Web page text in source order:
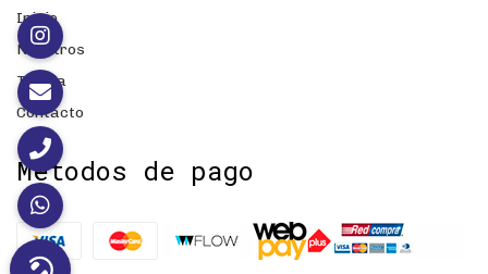
Inicio
Nosotros
Tienda
Contacto
Métodos de pago